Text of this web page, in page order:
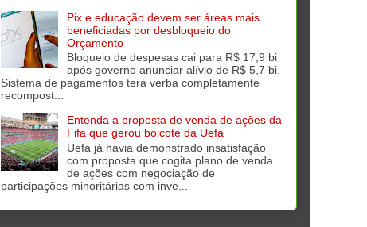
Pix e educação devem ser áreas mais
beneficiadas por desbloqueio do
Orçamento
Bloqueio de despesas cai para R$ 17,9 bi
após governo anunciar alívio de R$ 5,7 bi.
Sistema de pagamentos terá verba completamente
recompost...
Entenda a proposta de venda de ações da
Fifa que gerou boicote da Uefa
Uefa já havia demonstrado insatisfação
com proposta que cogita plano de venda
de ações com negociação de
participações minoritárias com inve...